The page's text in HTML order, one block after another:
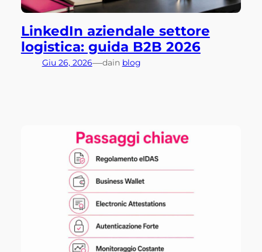
LinkedIn aziendale settore
logistica: guida B2B 2026
Giu 26, 2026—dain blog